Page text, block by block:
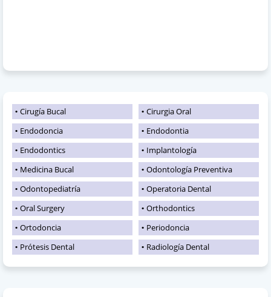
Cirugía Bucal
Cirurgia Oral
Endodoncia
Endodontia
Endodontics
Implantología
Medicina Bucal
Odontología Preventiva
Odontopediatría
Operatoria Dental
Oral Surgery
Orthodontics
Ortodoncia
Periodoncia
Prótesis Dental
Radiología Dental